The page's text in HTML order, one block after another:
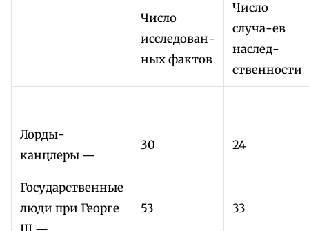
Число
исследован-
ных фактов
Число
случа-ев
наслед-
ственности
Лорды-
канцлеры —
30 24
Государственные
люди при Георге
53 33